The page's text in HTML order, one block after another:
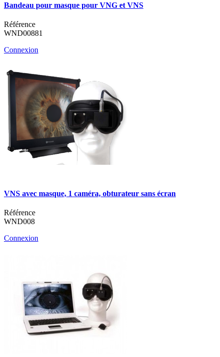
Bandeau pour masque pour VNG et VNS
Référence
WND00881
Connexion
VNS avec masque, 1 caméra, obturateur sans écran
Référence
WND008
Connexion